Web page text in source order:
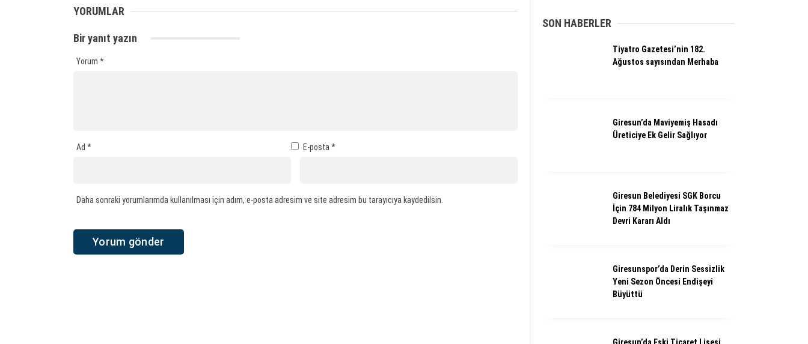
YORUMLAR
Bir yanıt yazın
Yorum *
Ad * E-posta *
Daha sonraki yorumlarımda kullanılması için adım, e-posta adresim ve site adresim bu tarayıcıya kaydedilsin.
SON HABERLER
Tiyatro Gazetesi’nin 182.
Ağustos sayısından Merhaba
Giresun’da Maviyemiş Hasadı
Üreticiye Ek Gelir Sağlıyor
Giresun Belediyesi SGK Borcu
İçin 784 Milyon Liralık Taşınmaz
Devri Kararı Aldı
Giresunspor’da Derin Sessizlik
Yeni Sezon Öncesi Endişeyi
Büyüttü